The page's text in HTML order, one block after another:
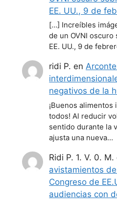
EE. UU., 9 de
[…] Increíbles
de un OVNI
EE. UU., 9 de
ridi P. en
negativos de la
¡Buenos
todos! Al reducir
sentido durante la
ajusta una nueva…
Ridi P. 1. V. 0. M.
avistamientos
Congreso de
audiencias con